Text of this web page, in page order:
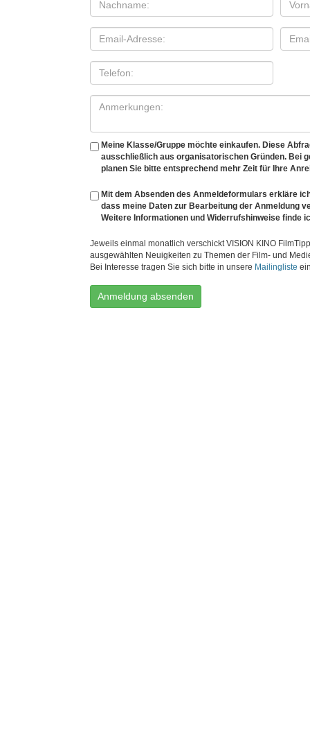
Meine Klasse/Gruppe möchte einkaufen. Diese
ausschließlich aus organisatorischen Gründen. Bei
planen Sie bitte entsprechend mehr Zeit für Ihre
Mit dem Absenden des Anmeldeformulars erkläre
dass meine Daten zur Bearbeitung der Anmeldung
Weitere Informationen und Widerrufshinweise finde
Jeweils einmal monatlich verschickt VISION KINO
ausgewählten Neuigkeiten zu Themen der Film- und
Bei Interesse tragen Sie sich bitte in unsere Mailingliste
Anmeldung absenden